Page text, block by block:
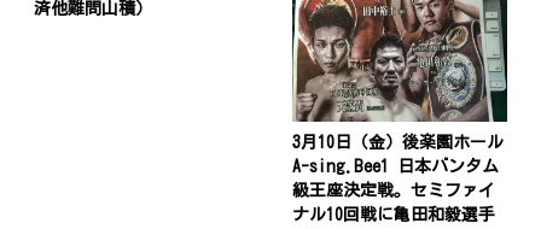
済他難問山積）
3月10日（金）後楽園ホール
A-sing.Bee1 日本バンタム
級王座決定戦。セミファイ
ナル10回戦に亀田和毅選手